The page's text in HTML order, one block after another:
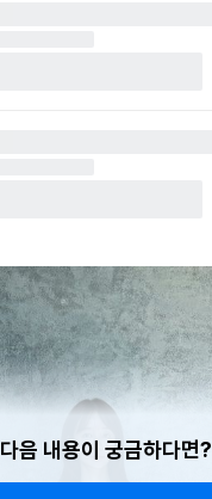
다음 내용이 궁금하다면?